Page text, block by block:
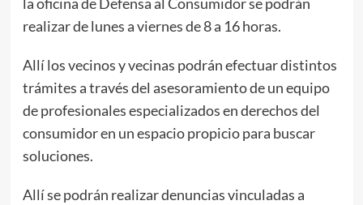
realizar de lunes a viernes de 8 a 16 horas.
Allí los vecinos y vecinas podrán efectuar distintos
trámites a través del asesoramiento de un equipo
de profesionales especializados en derechos del
consumidor en un espacio propicio para buscar
soluciones.
Allí se podrán realizar denuncias vinculadas a